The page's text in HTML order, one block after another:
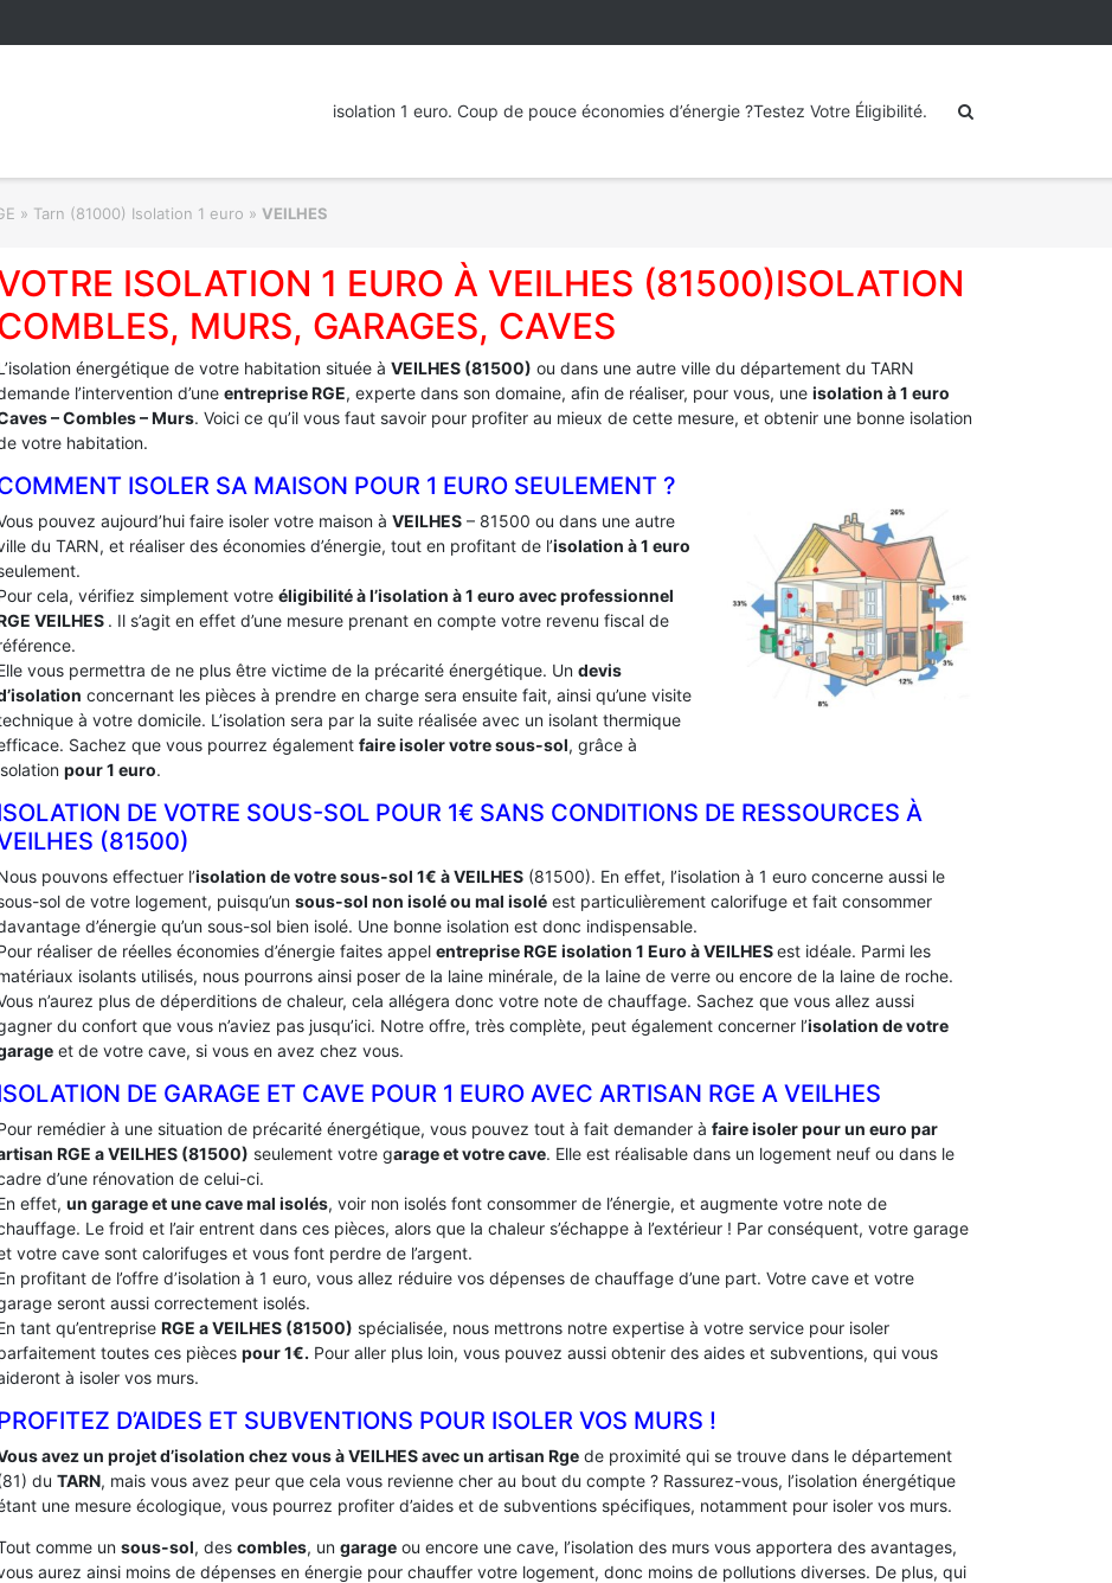
isolation 1 euro. Coup de pouce économies d’énergie ?Testez Votre Éligibilité.
» Tarn (81000) Isolation 1 euro » VEILHES
ISOLATION 1 EURO À VEILHES (81500)ISOLATION
MURS, GARAGES, CAVES
énergétique de votre habitation située à VEILHES (81500) ou dans une autre ville du département du TARN
l’intervention d’une entreprise RGE, experte dans son domaine, afin de réaliser, pour vous, une isolation à 1 euro
– Combles – Murs. Voici ce qu’il vous faut savoir pour profiter au mieux de cette mesure, et obtenir une bonne isolation
votre habitation.
ISOLER SA MAISON POUR 1 EURO SEULEMENT ?
pouvez aujourd’hui faire isoler votre maison à VEILHES – 81500 ou dans une autre
du TARN, et réaliser des économies d’énergie, tout en profitant de l’isolation à 1 euro
cela, vérifiez simplement votre éligibilité à l’isolation à 1 euro avec professionnel
VEILHES . Il s’agit en effet d’une mesure prenant en compte votre revenu fiscal de
vous permettra de ne plus être victime de la précarité énergétique. Un devis
concernant les pièces à prendre en charge sera ensuite fait, ainsi qu’une visite
à votre domicile. L’isolation sera par la suite réalisée avec un isolant thermique
Sachez que vous pourrez également faire isoler votre sous-sol, grâce à
pour 1 euro.
DE VOTRE SOUS-SOL POUR 1€ SANS CONDITIONS DE RESSOURCES À
(81500)
pouvons effectuer l’isolation de votre sous-sol 1€ à VEILHES (81500). En effet, l’isolation à 1 euro concerne aussi le
sol de votre logement, puisqu’un sous-sol non isolé ou mal isolé est particulièrement calorifuge et fait consommer
d’énergie qu’un sous-sol bien isolé. Une bonne isolation est donc indispensable.
réaliser de réelles économies d’énergie faites appel entreprise RGE isolation 1 Euro à VEILHESest idéale. Parmi les
isolants utilisés, nous pourrons ainsi poser de la laine minérale, de la laine de verre ou encore de la laine de roche.
n’aurez plus de déperditions de chaleur, cela allégera donc votre note de chauffage. Sachez que vous allez aussi
du confort que vous n’aviez pas jusqu’ici. Notre offre, très complète, peut également concerner l’isolation de votre
et de votre cave, si vous en avez chez vous.
DE GARAGE ET CAVE POUR 1 EURO AVEC ARTISAN RGE A VEILHES
remédier à une situation de précarité énergétique, vous pouvez tout à fait demander à faire isoler pour un euro par
RGE a VEILHES (81500) seulement votre garage et votre cave. Elle est réalisable dans un logement neuf ou dans le
d’une rénovation de celui-ci.
effet, un garage et une cave mal isolés, voir non isolés font consommer de l’énergie, et augmente votre note de
Le froid et l’air entrent dans ces pièces, alors que la chaleur s’échappe à l’extérieur ! Par conséquent, votre garage
votre cave sont calorifuges et vous font perdre de l’argent.
profitant de l’offre d’isolation à 1 euro, vous allez réduire vos dépenses de chauffage d’une part. Votre cave et votre
seront aussi correctement isolés.
tant qu’entreprise RGE a VEILHES (81500) spécialisée, nous mettrons notre expertise à votre service pour isoler
toutes ces pièces pour 1€. Pour aller plus loin, vous pouvez aussi obtenir des aides et subventions, qui vous
à isoler vos murs.
D’AIDES ET SUBVENTIONS POUR ISOLER VOS MURS !
avez un projet d’isolation chez vous à VEILHES avec un artisan Rge de proximité qui se trouve dans le département
du TARN, mais vous avez peur que cela vous revienne cher au bout du compte ? Rassurez-vous, l’isolation énergétique
une mesure écologique, vous pourrez profiter d’aides et de subventions spécifiques, notamment pour isoler vos murs.
comme un sous-sol, des combles, un garage ou encore une cave, l’isolation des murs vous apportera des avantages,
aurez ainsi moins de dépenses en énergie pour chauffer votre logement, donc moins de pollutions diverses. De plus, qui